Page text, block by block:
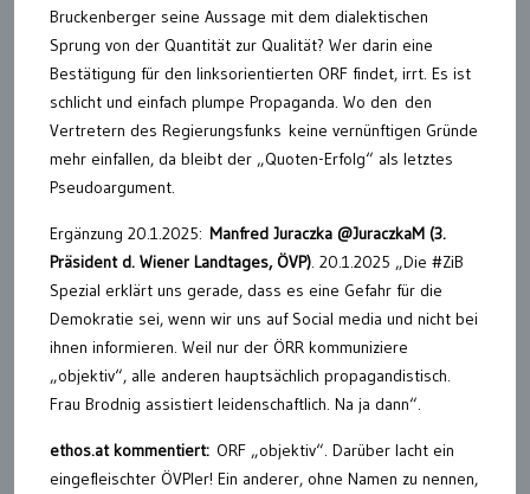
Bruckenberger seine Aussage mit dem dialektischen
Sprung von der Quantität zur Qualität? Wer darin eine
Bestätigung für den linksorientierten ORF findet, irrt. Es ist
schlicht und einfach plumpe Propaganda. Wo den den
Vertretern des Regierungsfunks keine vernünftigen Gründe
mehr einfallen, da bleibt der „Quoten-Erfolg“ als letztes
Pseudoargument.
Ergänzung 20.1.2025: Manfred Juraczka @JuraczkaM (3.
Präsident d. Wiener Landtages, ÖVP). 20.1.2025 „Die #ZiB
Spezial erklärt uns gerade, dass es eine Gefahr für die
Demokratie sei, wenn wir uns auf Social media und nicht bei
ihnen informieren. Weil nur der ÖRR kommuniziere
„objektiv“, alle anderen hauptsächlich propagandistisch.
Frau Brodnig assistiert leidenschaftlich. Na ja dann“.
ethos.at kommentiert: ORF „objektiv“. Darüber lacht ein
eingefleischter ÖVPler! Ein anderer, ohne Namen zu nennen,